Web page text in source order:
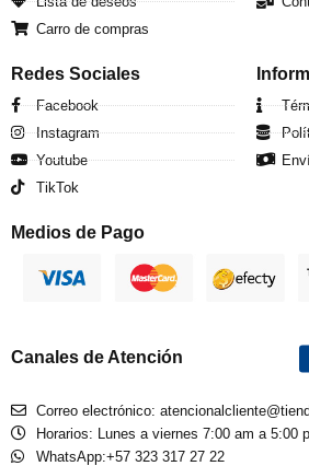
Carro de compras
Redes Sociales
Facebook
Instagram
Youtube
TikTok
Medios de Pago
Canales de Atención
Correo electrónico:
Horarios: Lunes a viernes 7:00 am a 5:00
WhatsApp:+57 323 317 27 22